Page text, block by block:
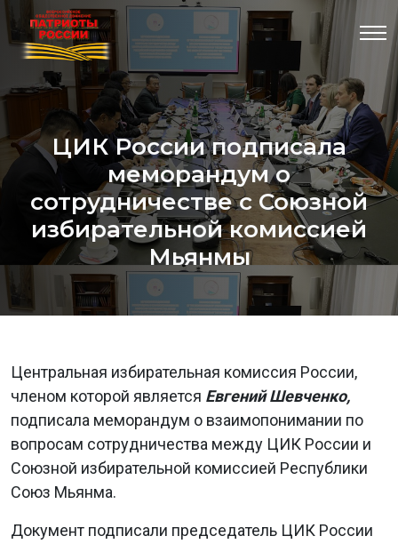
ЦИК России подписала
меморандум о
сотрудничестве с Союзной
избирательной комиссией
Мьянмы
Центральная избирательная комиссия России,
членом которой является Евгений Шевченко,
подписала меморандум о взаимопонимании по
вопросам сотрудничества между ЦИК России и
Союзной избирательной комиссией Республики
Союз Мьянма.
Документ подписали председатель ЦИК России